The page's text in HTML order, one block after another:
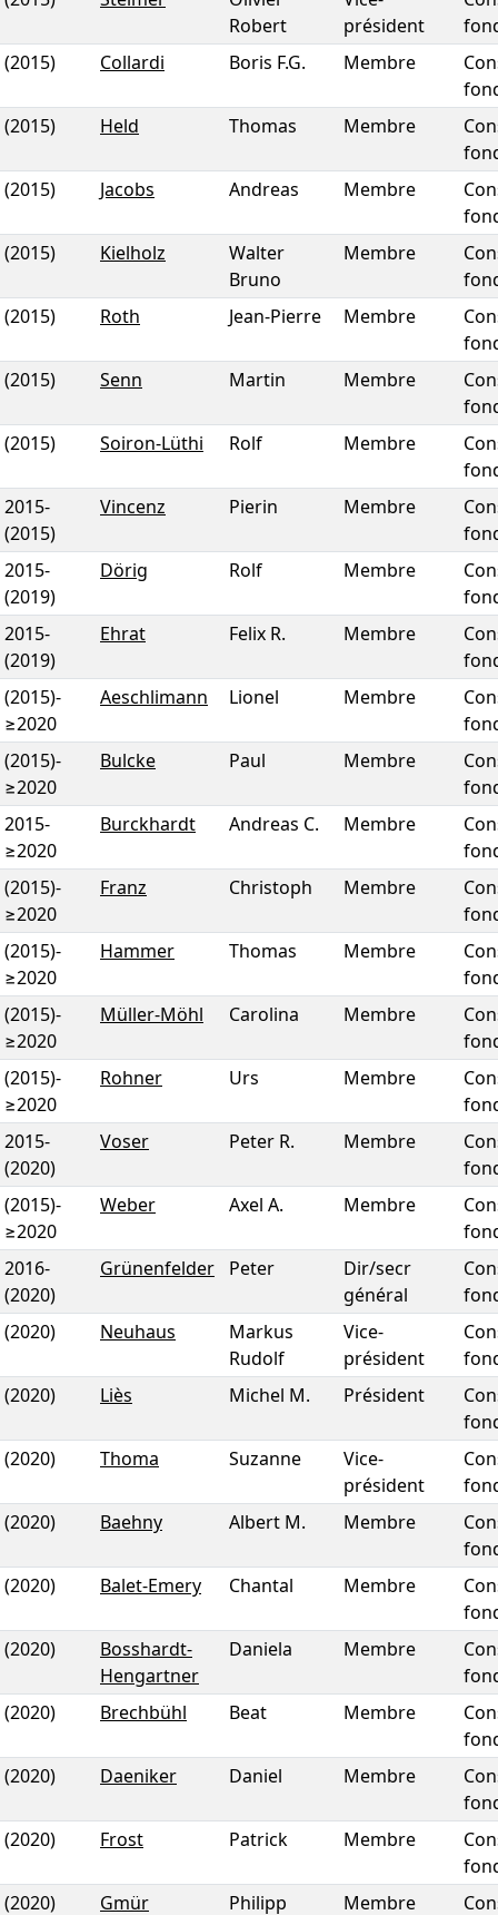
Robert
président
(2015)
Collardi Boris F.G. Membre
(2015)
Held Thomas Membre
(2015)
Jacobs Andreas Membre
(2015)
Kielholz
Walter
Bruno
Membre
(2015)
Roth Jean-Pierre Membre
(2015)
Senn Martin Membre
(2015)
Soiron-Lüthi Rolf Membre
2015-
(2015)
Vincenz Pierin Membre
2015-
(2019)
Dörig Rolf Membre
2015-
(2019)
Ehrat Felix R. Membre
(2015)-
≥2020
Aeschlimann Lionel Membre
(2015)-
≥2020
Bulcke Paul Membre
2015-
≥2020
Burckhardt Andreas C. Membre
(2015)-
≥2020
Franz Christoph Membre
(2015)-
≥2020
Hammer Thomas Membre
(2015)-
≥2020
Müller-Möhl Carolina Membre
(2015)-
≥2020
Rohner Urs Membre
2015-
(2020)
Voser Peter R. Membre
(2015)-
≥2020
Weber Axel A. Membre
2016-
(2020)
Grünenfelder Peter
Dir/secr
général
(2020)
Neuhaus
Markus
Rudolf
Vice-
président
(2020)
Liès Michel M. Président
(2020)
Thoma Suzanne
Vice-
président
(2020)
Baehny Albert M. Membre
(2020)
Balet-Emery Chantal Membre
(2020)
Bosshardt-
Hengartner
Daniela Membre
(2020)
Brechbühl Beat Membre
(2020)
Daeniker Daniel Membre
(2020)
Frost Patrick Membre
(2020)
Gmür Philipp Membre